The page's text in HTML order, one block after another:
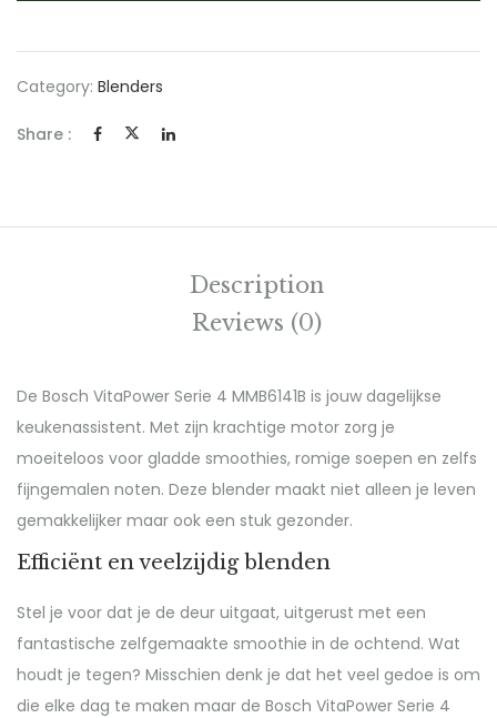
Category: Blenders
Share :
Description
Reviews (0)
De Bosch VitaPower Serie 4 MMB6141B is jouw dagelijkse
keukenassistent. Met zijn krachtige motor zorg je
moeiteloos voor gladde smoothies, romige soepen en zelfs
fijngemalen noten. Deze blender maakt niet alleen je leven
gemakkelijker maar ook een stuk gezonder.
Efficiënt en veelzijdig blenden
Stel je voor dat je de deur uitgaat, uitgerust met een
fantastische zelfgemaakte smoothie in de ochtend. Wat
houdt je tegen? Misschien denk je dat het veel gedoe is om
die elke dag te maken maar de Bosch VitaPower Serie 4